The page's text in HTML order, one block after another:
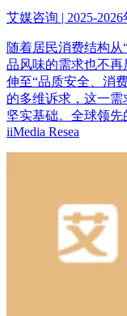
艾媒咨询 | 2025-
随着居民消费结构从
品风味的需求也不再
伸至“品质安全、消
的多维诉求，这一
坚实基础。全球领
iiMedia Resea